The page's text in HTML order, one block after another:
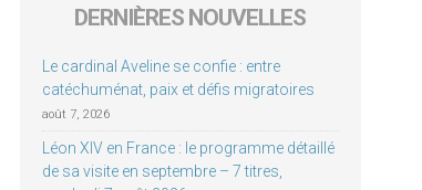
DERNIÈRES NOUVELLES
Le cardinal Aveline se confie : entre
catéchuménat, paix et défis migratoires
août 7, 2026
Léon XIV en France : le programme détaillé
de sa visite en septembre – 7 titres,